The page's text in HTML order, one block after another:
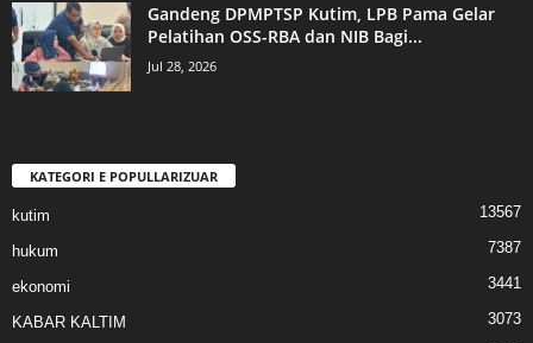
Gandeng DPMPTSP Kutim, LPB Pama Gelar
Pelatihan OSS-RBA dan NIB Bagi...
Jul 28, 2026
KATEGORI E POPULLARIZUAR
kutim 13567
hukum 7387
ekonomi 3441
KABAR KALTIM 3073